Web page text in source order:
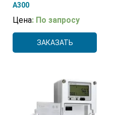
А300
Цена: По запросу
ЗАКАЗАТЬ